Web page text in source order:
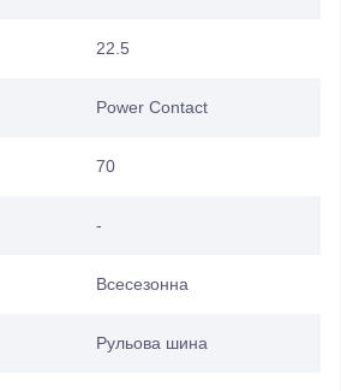
22.5
Power Contact
70
-
Всесезонна
Рульова шина